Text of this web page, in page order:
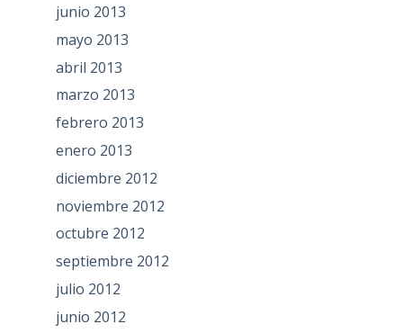
junio 2013
mayo 2013
abril 2013
marzo 2013
febrero 2013
enero 2013
diciembre 2012
noviembre 2012
octubre 2012
septiembre 2012
julio 2012
junio 2012